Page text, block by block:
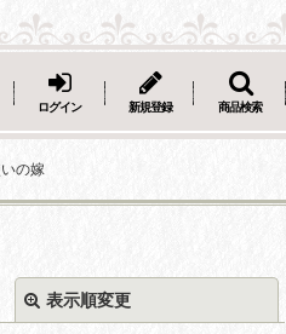
ログイン 新規登録 商品検索
の嫁
表示順変更